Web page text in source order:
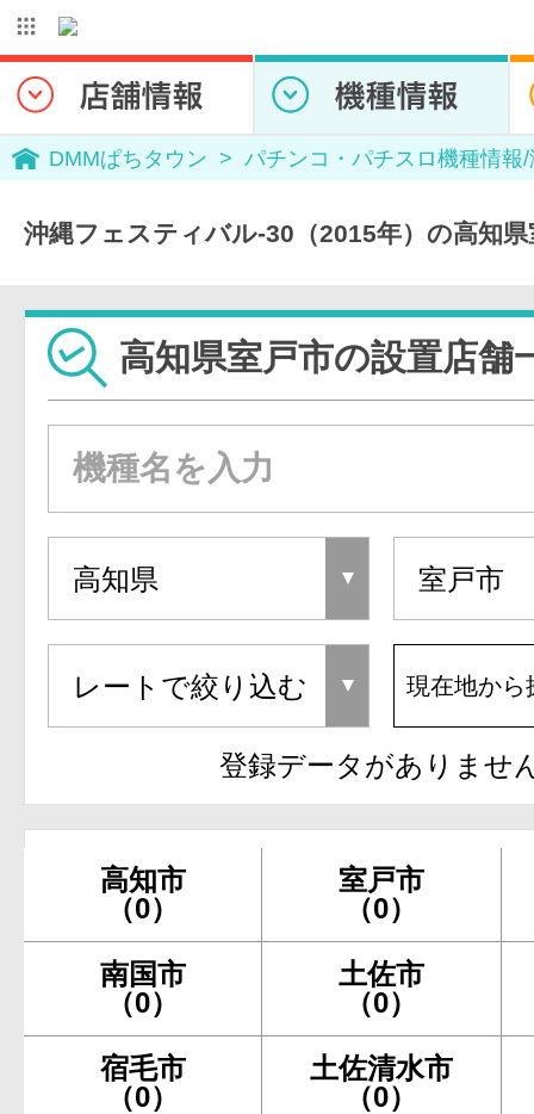
DMMぱちタウン パチンコ・パチスロ機種情報
沖縄フェスティバル-30（2015年）の高知
高知県室戸市の設置店舗
現在地から
登録データがありませ
高知市
（0）
室戸市
（0）
南国市
（0）
土佐市
（0）
宿毛市
（0）
土佐清水市
（0）